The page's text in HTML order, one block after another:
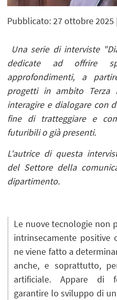
Pubblicato: 27 ottobre 2025
Una serie di interviste
dedicate ad offrire
approfondimenti, a
progetti in ambito Terza
interagire e dialogare con
fine di tratteggiare e
futuribili o già presenti.
L'autrice di questa
del Settore della
dipartimento.
Le nuove tecnologie non
intrinsecamente positive
ne viene fatto a
anche, e soprattutto,
artificiale. Appare di
garantire lo sviluppo di